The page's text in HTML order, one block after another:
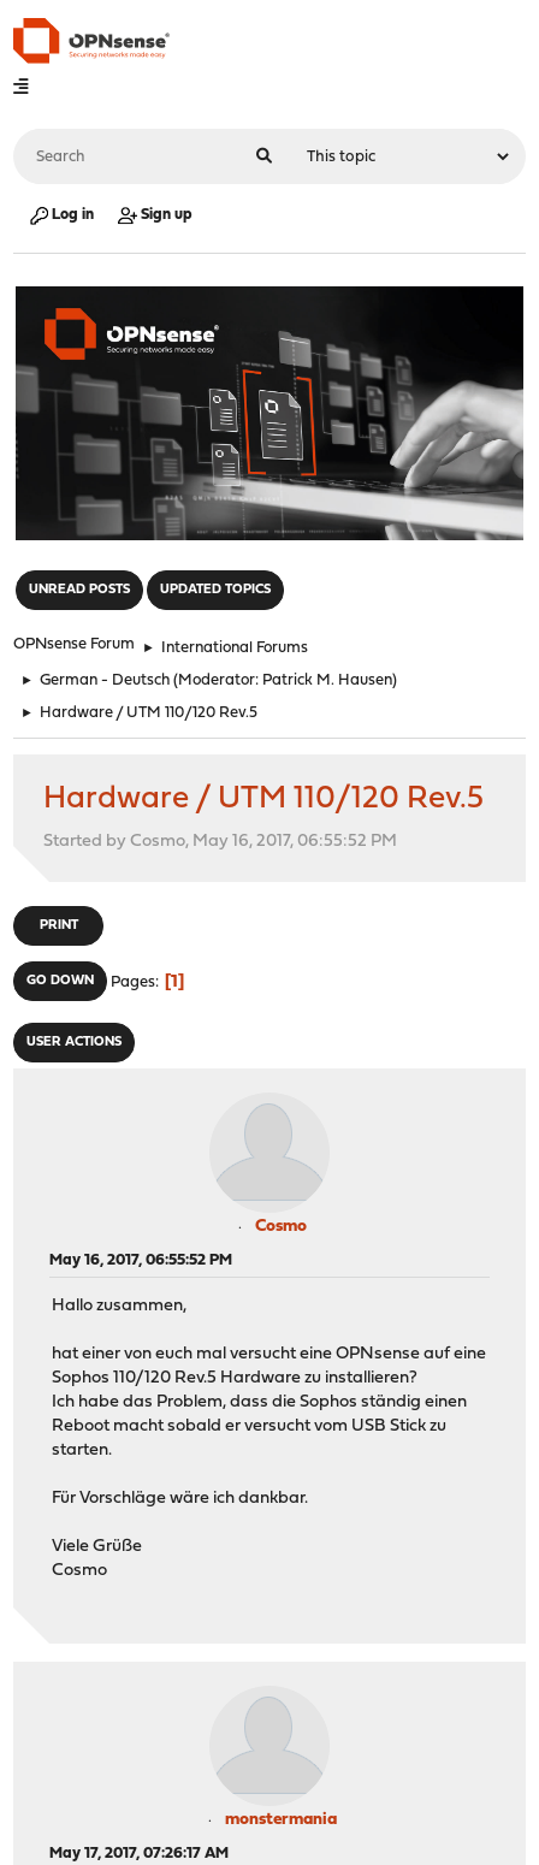
Log in Sign up
UNREAD POSTS UPDATED TOPICS
OPNsense Forum ► International Forums
► German - Deutsch (Moderator: Patrick M. Hausen)
► Hardware / UTM 110/120 Rev.5
Hardware / UTM 110/120 Rev.5
Started by Cosmo, May 16, 2017, 06:55:52 PM
PRINT
GO DOWN Pages 1
USER ACTIONS
Cosmo
May 16, 2017, 06:55:52 PM
Hallo zusammen,
hat einer von euch mal versucht eine OPNsense auf eine
Sophos 110/120 Rev.5 Hardware zu installieren?
Ich habe das Problem, dass die Sophos ständig einen
Reboot macht sobald er versucht vom USB Stick zu
starten.
Für Vorschläge wäre ich dankbar.
Viele Grüße
Cosmo
monstermania
May 17, 2017, 07:26:17 AM